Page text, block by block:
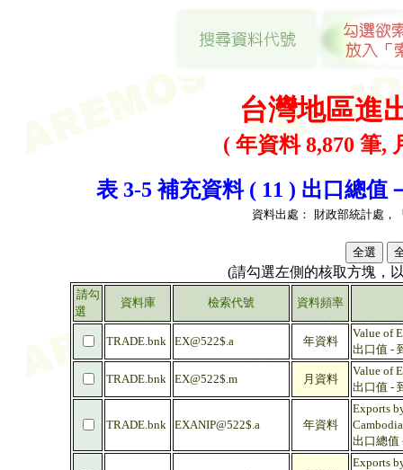
台灣地區進
( 年資料 8,870 筆,
表 3-5 補充資料 ( 11 ) 出口總值
資料出處： 財政部統計處，
(請勾選左側的核取方塊，
請勾
選
資料庫 檢索代號 資料頻率
TRADE.bnk EX@522$.a 年資料
Value of
出口值 -
TRADE.bnk EX@522$.m 月資料
Value of
出口值 -
TRADE.bnk EXANIP@522$.a 年資料
Exports
出口總值
Exports